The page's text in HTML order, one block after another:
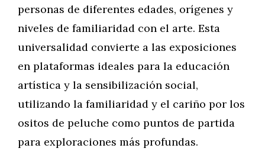
personas de diferentes edades, orígenes y
niveles de familiaridad con el arte. Esta
universalidad convierte a las exposiciones
en plataformas ideales para la educación
artística y la sensibilización social,
utilizando la familiaridad y el cariño por los
ositos de peluche como puntos de partida
para exploraciones más profundas.